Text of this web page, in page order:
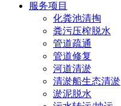
服务项目
化粪池清掏
粪污压榨脱水
管道疏通
管道修复
河道清淤
清淤船生态清淤
淤泥脱水